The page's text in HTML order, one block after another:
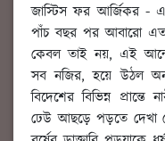
জাস্টিস ফর আর্জিকর -
পাঁচ বছর পর আবারো এত
কেবল তাই নয়, এই
সব নজির, হয়ে উঠল
বিদেশের বিভিন্ন প্রান্তে
ঢেউ আছড়ে পড়তে দেখা